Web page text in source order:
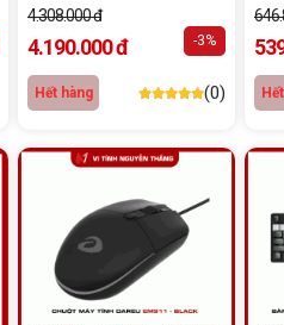
4.308.000 đ
4.190.000 đ -3%
Hết hàng (0)